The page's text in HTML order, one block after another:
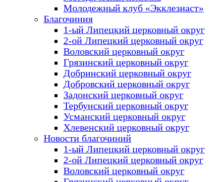
Молодежный клуб «Экклезиаст»
Благочиния
1-ый Липецкий церковный округ
2-ой Липецкий церковный округ
Воловский церковный округ
Грязинский церковный округ
Добринский церковный округ
Добровский церковный округ
Задонский церковный округ
Тербунский церковный округ
Усманский церковный округ
Хлевенский церковный округ
Новости благочиний
1-ый Липецкий церковный округ
2-ой Липецкий церковный округ
Воловский церковный округ